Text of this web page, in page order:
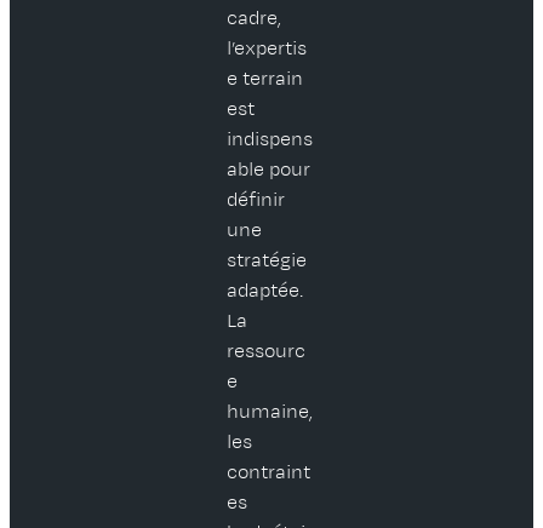
cadre,
l’expertis
e terrain
est
indispens
able pour
définir
une
stratégie
adaptée.
La
ressourc
e
humaine,
les
contraint
es